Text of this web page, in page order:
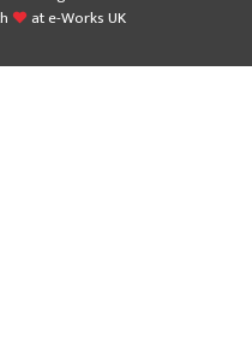
ate-Works UK